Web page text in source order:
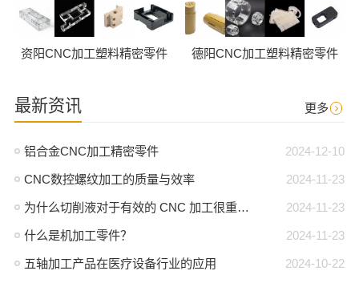
资阳CNC加工塑料精密零件 德阳CNC加工塑料精密零件
最新资讯 更多
2024-12-10
铝合金CNC加工精密零件
2024-11-23
CNC数控螺纹加工的质量与效率
2024-11-23
为什么切削液对于有效的 CNC 加工很重要？
2024-11-23
什么是机加工零件？
2024-10-22
五轴加工产品在医疗设备行业的应用